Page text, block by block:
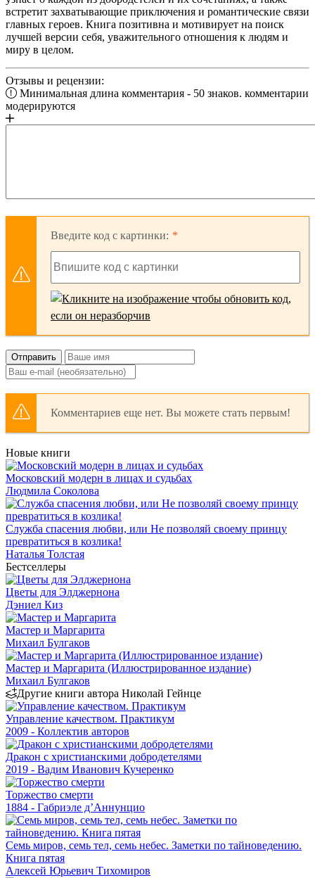
встретит захватывающие приключения и романтические связи
главных героев. Книга позитивна и мотивирует на поиск
лучшей версии себя, уважительного отношения к людям и
миру в целом.
Отзывы и рецензии:
Минимальная длина комментария - 50 знаков. комментарии
модерируются
Введите код с картинки:
Отправить
Комментариев еще нет. Вы можете стать первым!
Новые книги
Московский модерн в лицах и судьбах
Людмила Соколова
Служба спасения любви, или Не позволяй своему принцу
превратиться в козлика!
Наталья Толстая
Бестселлеры
Цветы для Элджернона
Дэниел Киз
Мастер и Маргарита
Михаил Булгаков
Мастер и Маргарита (Иллюстрированное издание)
Михаил Булгаков
Другие книги автора Николай Гейнце
Управление качеством. Практикум
2009 - Коллектив авторов
Дракон с христианскими добродетелями
2019 - Вадим Иванович Кучеренко
Торжество смерти
1884 - Габриэле д’Аннунцио
Семь миров, семь тел, семь небес. Заметки по тайноведению.
Книга пятая
Алексей Юрьевич Тихомиров